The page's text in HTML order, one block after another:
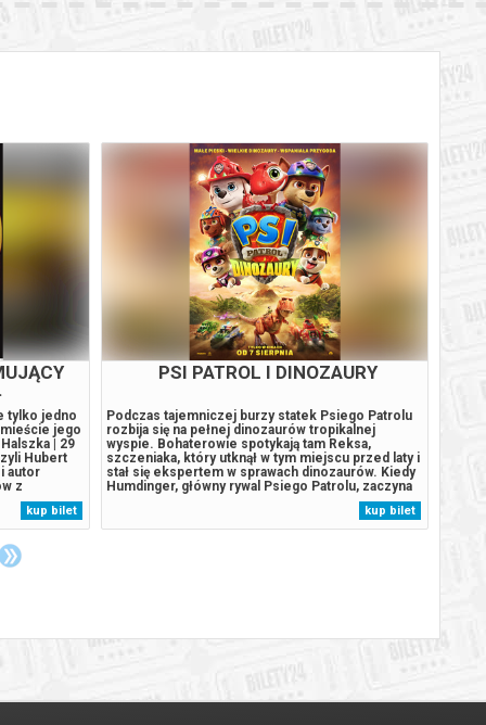
od
w
pierwszym
się na
każdego
się, że
kup bilet
PSI PATROL I DINOZAURY
Podczas tajemniczej burzy statek Psiego Patrolu
rozbija się na pełnej dinozaurów tropikalnej
wyspie. Bohaterowie spotykają tam Reksa,
szczeniaka, który utknął w tym miejscu przed laty i
stał się ekspertem w sprawach dinozaurów. Kiedy
Humdinger, główny rywal Psiego Patrolu, zaczyna
lekkomyślnie eksploatować zasoby naturalne
wyspy, doprowadza do wybuchu ogromnego,
uśpionego od lat wulkanu. Psi Patrol...
kup bilet